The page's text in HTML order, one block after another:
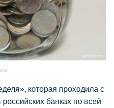
которая проходила с
банках по всей